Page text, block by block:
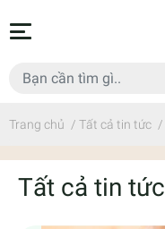
Trang chủ / Tất cả tin tức /
Tất cả tin tức